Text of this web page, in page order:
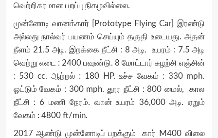
வெற்றிகரமான பறப்பு நிகழவில்லை.
முன்னோடி வானக்கார் [Prototype Flying Car] இரண்டு
அல்லது நால்வர் பயணம் செய்யும் தகுதி உடையது. அதன்
நீளம் 21.5 அடி. இறக்கை நீட்சி : 8 அடி. உயரம் : 7.5 அடி
வெற்று எடை : 2400 பவுண்டு. 8 மோட்டார் சுழற்சி எஞ்சின்
: 530 cc. ஆற்றல் : 180 HP. உச்ச வேகம் : 330 mph.
ஓட்டும் வேகம் : 300 mph. தூர நீட்சி : 800 மைல், கால
நீட்சி : 6 மணி நேரம். வான் உயரம் 36,000 அடி. ஏறும்
வேகம் : 4800 ft/min.
2017 ஆண்டு முன்னோடிப் பறக்கும் கார் M400 விலை